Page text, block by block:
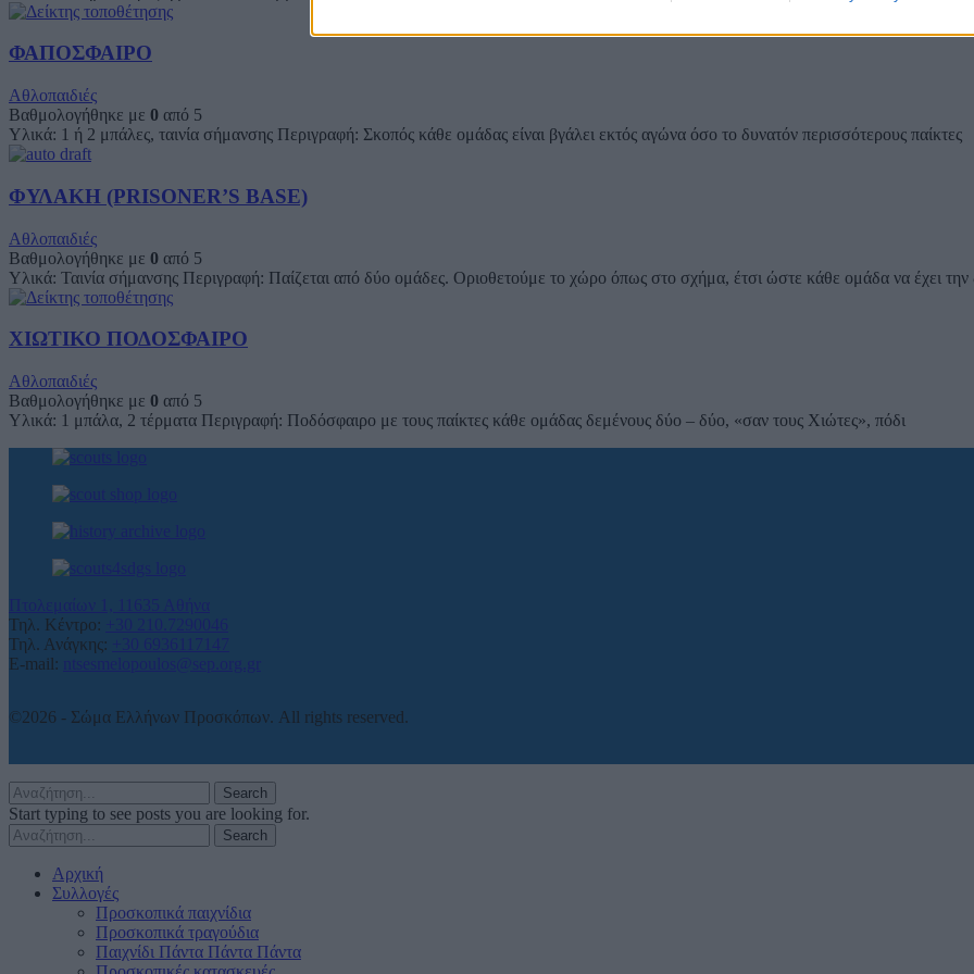
ΦΑΠΟΣΦΑΙΡΟ
Αθλοπαιδιές
Βαθμολογήθηκε με 0 από 5
Υλικά: 1 ή 2 μπάλες, ταινία σήμανσης Περιγραφή: Σκοπός κάθε ομάδας είναι βγάλει εκτός αγώνα όσο το δυνατόν περισσότερους παίκτες
ΦΥΛΑΚΗ (PRISONER’S BASE)
Αθλοπαιδιές
Βαθμολογήθηκε με 0 από 5
Υλικά: Ταινία σήμανσης Περιγραφή: Παίζεται από δύο ομάδες. Οριοθετούμε το χώρο όπως στο σχήμα, έτσι ώστε κάθε ομάδα να έχει την
ΧΙΩΤΙΚΟ ΠΟΔΟΣΦΑΙΡΟ
Αθλοπαιδιές
Βαθμολογήθηκε με 0 από 5
Υλικά: 1 μπάλα, 2 τέρματα Περιγραφή: Ποδόσφαιρο με τους παίκτες κάθε ομάδας δεμένους δύο – δύο, «σαν τους Χιώτες», πόδι
Πτολεμαίων 1, 11635 Αθήνα
Τηλ. Κέντρο:
+30 210.7290046
Τηλ. Ανάγκης:
+30 6936117147
E-mail:
ntsesmelopoulos@sep.org.gr
©2026 - Σώμα Ελλήνων Προσκόπων. All rights reserved.
Search
Start typing to see posts you are looking for.
Search
Αρχική
Συλλογές
Προσκοπικά παιχνίδια
Προσκοπικά τραγούδια
Παιχνίδι Πάντα Πάντα Πάντα